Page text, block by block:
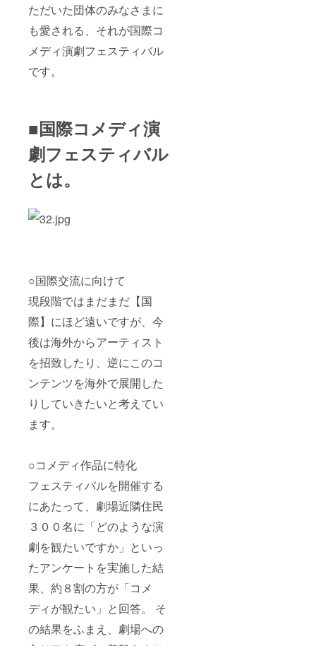
ただいた団体のみなさまに
も愛される、それが国際コ
メディ演劇フェスティバル
です。
■国際コメディ演
劇フェスティバル
とは。
○国際交流に向けて
現段階ではまだまだ【国
際】にほど遠いですが、今
後は海外からアーティスト
を招致したり、逆にこのコ
ンテンツを海外で展開した
りしていきたいと考えてい
ます。
○コメディ作品に特化
フェスティバルを開催する
にあたって、劇場近隣住民
３００名に「どのような演
劇を観たいですか」といっ
たアンケートを実施した結
果、約８割の方が「コメ
ディが観たい」と回答。 そ
の結果をふまえ、劇場への